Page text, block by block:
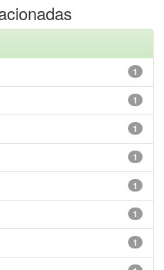
1
1
1
1
1
1
1